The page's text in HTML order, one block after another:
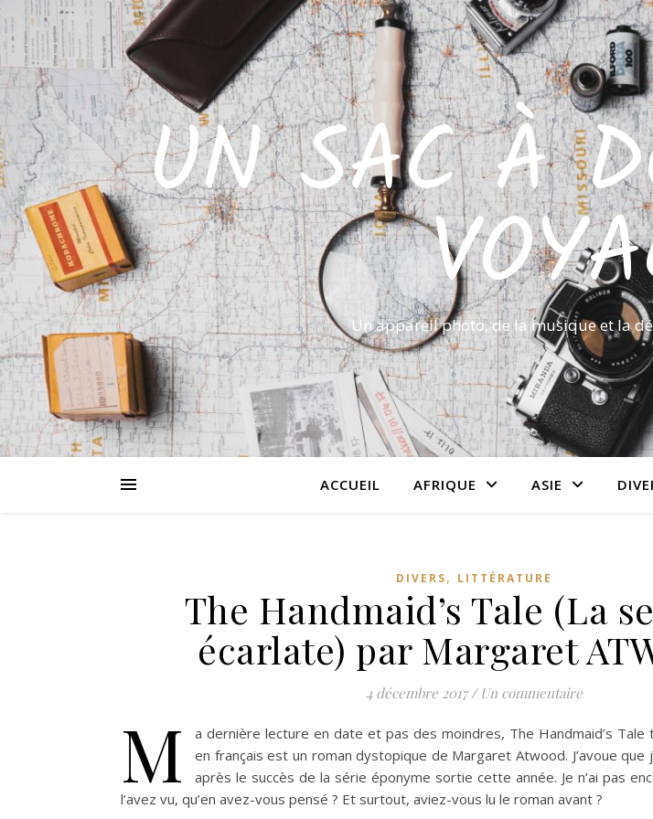
UN SAC À
Un appareil photo, de la musique et la
ACCUEIL AFRIQUE ASIE
DIVERS, LITTÉRATURE
The Handmaid’s Tale (La
écarlate) par Margaret
4 décembre 2017 / Un commentaire
M
a dernière lecture en date et pas des moindres, The Handmaid’s
en français est un roman dystopique de Margaret Atwood. J’avoue que
après le succès de la série éponyme sortie cette année. Je n’ai pas
l’avez vu, qu’en avez-vous pensé ? Et surtout, aviez-vous lu le roman avant ?